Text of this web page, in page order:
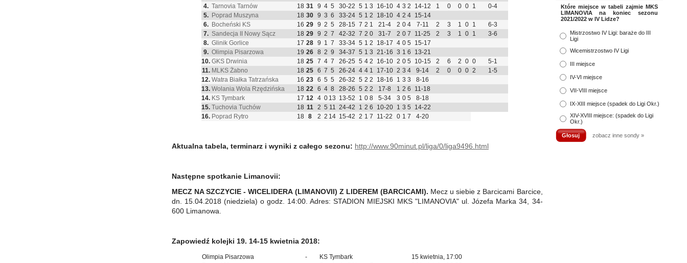
Które miejsce w tabeli zajmie MKS
LIMANOVIA na koniec sezonu
2021/2022 w IV Lidze?
Mistrzostwo IV Ligi: baraże do III
Ligi
Wicemistrzostwo IV Ligi
III miejsce
IV-VI miejsce
VII-VIII miejsce
IX-XIII miejsce (spadek do Ligi Okr.)
XIV-XVIII miejsce: (spadek do Ligi
Okr.)
zobacz inne sondy »
4. Tarnovia Tarnów 18 31 9 4 5 30-22 5 1 3 16-10 4 3 2 14-12 1 0 0 0 1
0-4
5.
Poprad Muszyna 18 30 9 3 6 33-24 5 1 2 18-10 4 2 4 15-14
6.
Bocheński KS 16 29 9 2 5 28-15 7 2 1 21-4 2 0 4 7-11 2 3 1 0 1
6-3
7. Sandecja II Nowy Sącz 18 29 9 2 7 42-32 7 2 0 31-7 2 0 7 11-25 2 3 1 0 1
3-6
8. Glinik Gorlice 17 28 9 1 7 33-34 5 1 2 18-17 4 0 5
15-17
9. Olimpia Pisarzowa 19 26 8 2 9 34-37 5 1 3 21-16 3 1 6
13-21
10. GKS Drwinia 18 25 7 4 7 26-25 5 4 2 16-10 2 0 5 10-15 2 6 2 0 0
5-1
11. MLKS Żabno 18 25 6 7 5 26-24 4 4 1 17-10 2 3 4 9-14 2 0 0 0 2
1-5
12. Watra Białka Tatrzańska 16 23 6 5 5 26-32 5 2 2 18-16 1 3 3
8-16
13. Wolania Wola Rzędzińska 18 22 6 4 8 28-26 5 2 2 17-8 1 2 6
11-18
14. KS Tymbark 17 12 4 0 13 13-52 1 0 8 5-34 3 0 5
8-18
15. Tuchovia Tuchów 18 11 2 5 11 24-42 1 2 6 10-20 1 3 5
14-22
16. Poprad Rytro 18 8 2 2 14 15-42 2 1 7 11-22 0 1 7 4-20
Aktualna tabela, terminarz i wyniki z całego sezonu: http://www.90minut.pl/liga/0/liga9496.html
Następne spotkanie Limanovii:
MECZ NA SZCZYCIE -WICELIDERA (LIMANOVII) Z LIDEREM (BARCICAMI). Mecz u siebie z Barcicami Barcice,
dn. 15.04.2018 (niedziela) o godz. 14:00. Adres:STADION MIEJSKI MKS "LIMANOVIA" ul. Józefa Marka 34, 34-
600 Limanowa.
Zapowiedź kolejki 19. 14-15 kwietnia 2018:
Olimpia Pisarzowa - KS Tymbark
15 kwietnia, 17:00